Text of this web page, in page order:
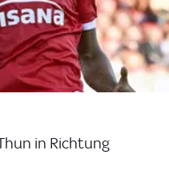
in Richtung